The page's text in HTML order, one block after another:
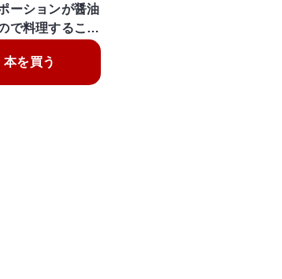
ーションが醤油
で料理するこ…
本を買う